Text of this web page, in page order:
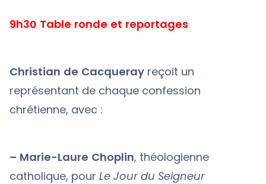
9h30 Table ronde et reportages
Christian de Cacqueray reçoit un
représentant de chaque confession
chrétienne, avec :
– Marie-Laure Choplin, théologienne
catholique, pour Le Jour du Seigneur